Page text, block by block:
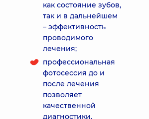
как состояние зубов,
так и в дальнейшем
– эффективность
проводимого
лечения;
профессиональная
фотосессия до и
после лечения
позволяет
качественной
диагностики,